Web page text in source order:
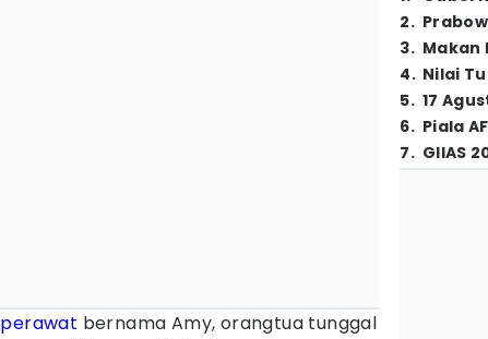
perawat bernama Amy, orangtua tunggal
2.
3. Makan
4. Nilai
5. 17
6. Piala
7. GIIAS